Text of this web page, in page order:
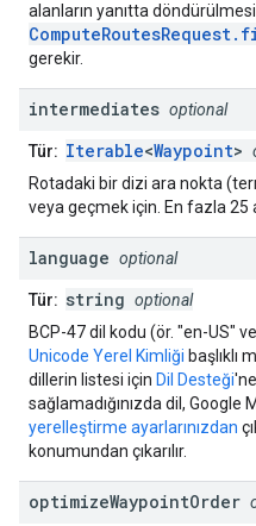
alanların yanıtta
gerekir.
intermediates optional
Tür: Iterable<Waypoint>
Rotadaki bir dizi ara nokta
veya geçmek için. En fazla 25
language optional
Tür: string optional
BCP-47 dil kodu (ör. "en-US"
Unicode Yerel Kimliği başlıklı
dillerin listesi için Dil Desteği
sağlamadığınızda dil, Google
yerelleştirme ayarlarınızdan
konumundan çıkarılır.
optimizeWaypointOrder